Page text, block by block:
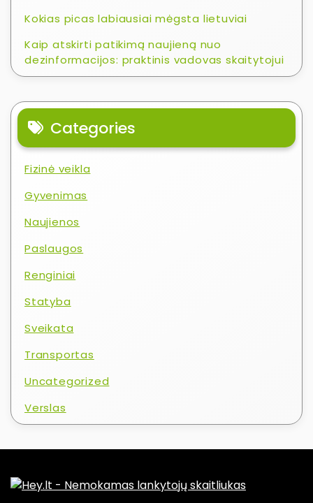
Kokias picas labiausiai mėgsta lietuviai
Kaip atskirti patikimą naujieną nuo
dezinformacijos: praktinis vadovas skaitytojui
Categories
Fizinė veikla
Gyvenimas
Naujienos
Paslaugos
Renginiai
Statyba
Sveikata
Transportas
Uncategorized
Verslas